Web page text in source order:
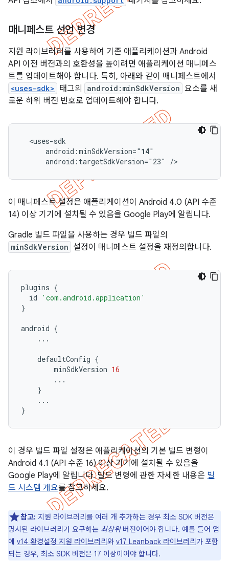
매니페스트 선언 변경
지원 라이브러리를 사용하여 기존 애플리케이션과 Android
API 이전 버전과의 호환성을 높이려면 애플리케이션 매니페스
트를 업데이트해야 합니다. 특히, 아래와 같이 매니페스트에서
<uses-sdk> 태그의 android:minSdkVersion 요소를 새
로운 하위 버전 번호로 업데이트해야 합니다.
android:minSdkVersion=" 14
android:targetSdkVersion="23"
/>
이 매니페스트 설정은 애플리케이션이 Android 4.0 (API 수준
14) 이상 기기에 설치될 수 있음을 Google Play에 알립니다.
Gradle 빌드 파일을 사용하는 경우 빌드 파일의
minSdkVersion 설정이 매니페스트 설정을 재정의합니다.
plugins {
id
'com.android.application'
}
android {
...
defaultConfig {
minSdkVersion 16
...
}
...
}
이 경우 빌드 파일 설정은 애플리케이션의 기본 빌드 변형이
Android 4.1 (API 수준 16) 이상 기기에 설치될 수 있음을
Google Play에 알립니다. 빌드 변형에 관한 자세한 내용은 빌
드 시스템 개요를 참고하세요.
참고: 지원 라이브러리를 여러 개 추가하는 경우 최소 SDK 버전은
명시된 라이브러리가 요구하는 최상위버전이어야 합니다. 예를 들어 앱
에 v14 환경설정 지원 라이브러리와 v17 Leanback 라이브러리가 포함
되는 경우, 최소 SDK 버전은 17 이상이어야 합니다.